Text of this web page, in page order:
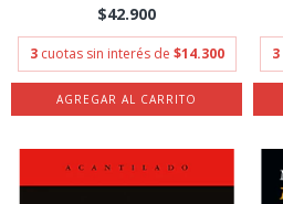
$42.900
3 cuotas sin interés de $14.300 3